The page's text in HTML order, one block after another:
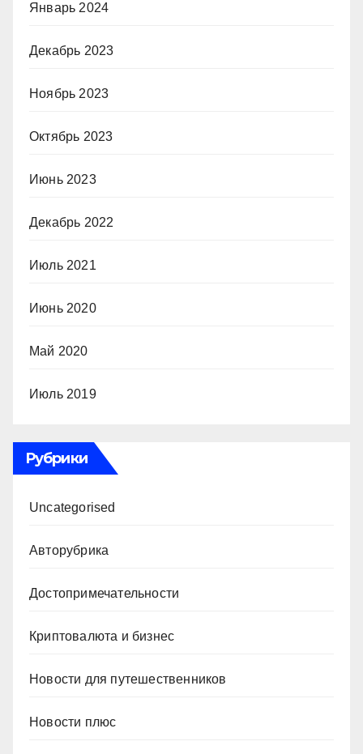
Январь 2024
Декабрь 2023
Ноябрь 2023
Октябрь 2023
Июнь 2023
Декабрь 2022
Июль 2021
Июнь 2020
Май 2020
Июль 2019
Рубрики
Uncategorised
Авторубрика
Достопримечательности
Криптовалюта и бизнес
Новости для путешественников
Новости плюс